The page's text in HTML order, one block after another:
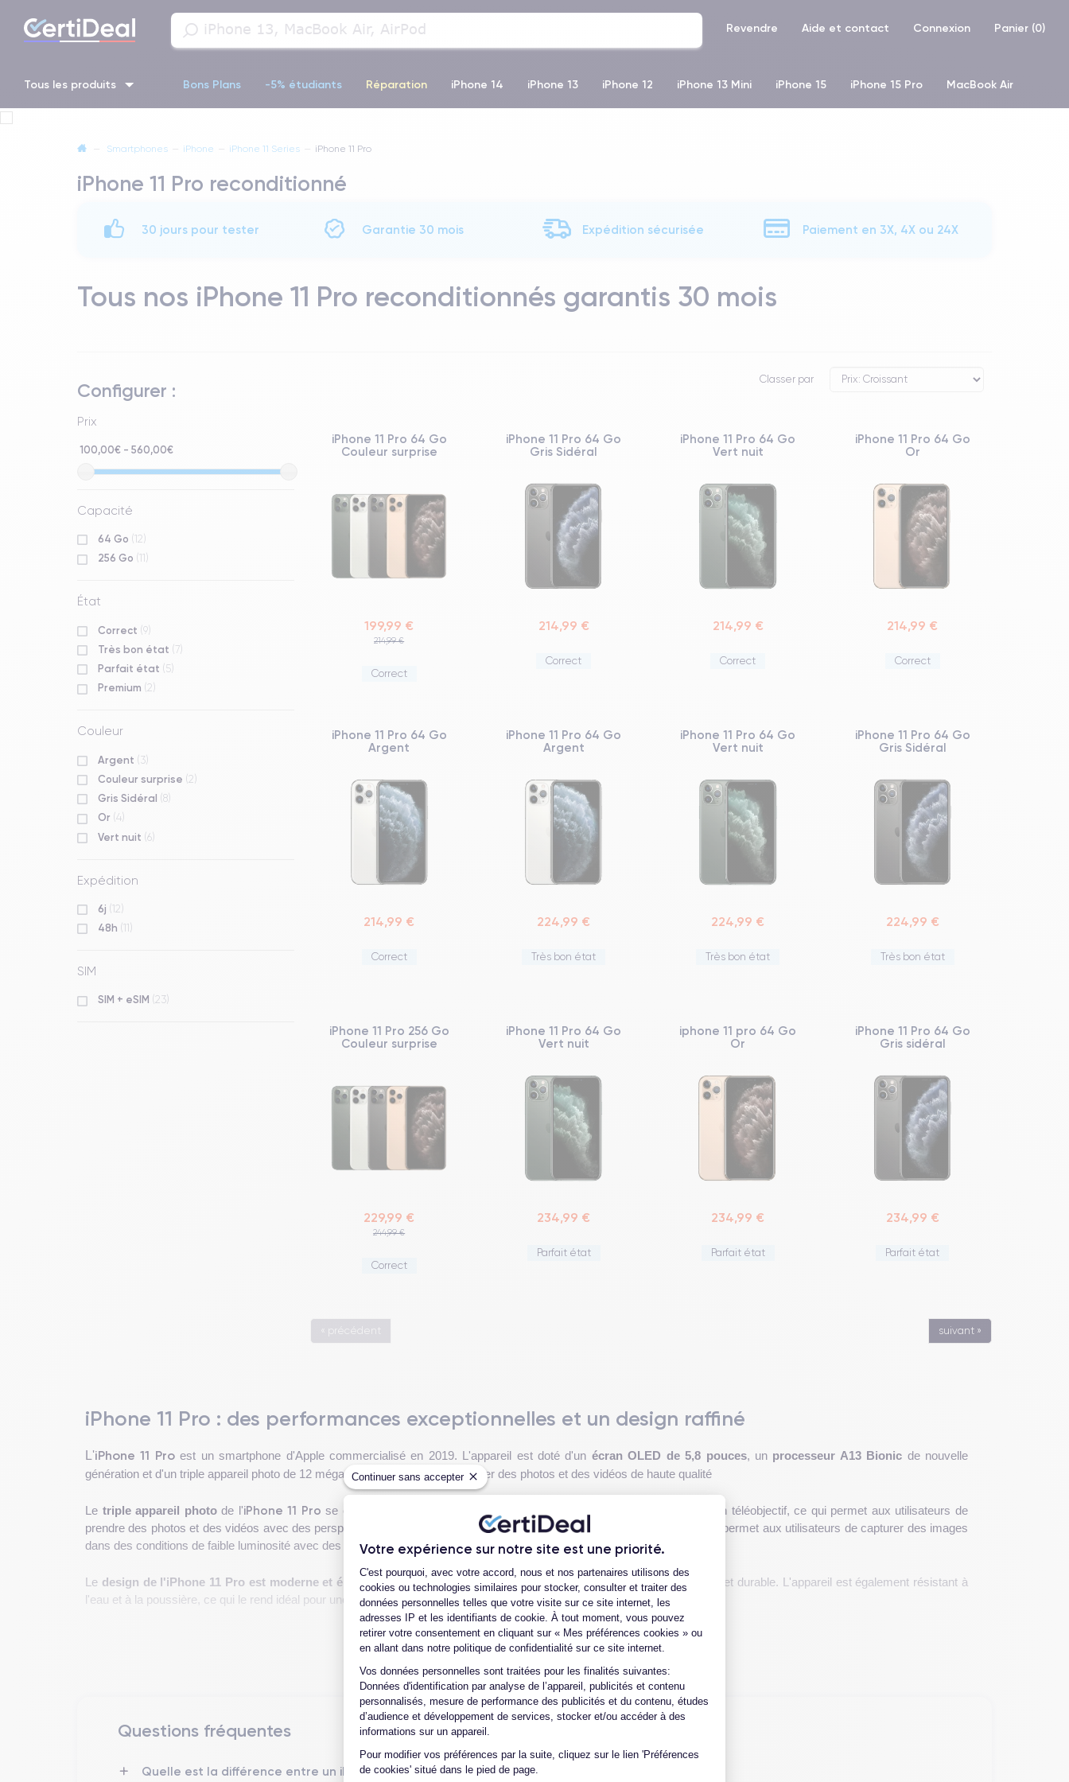
Continuer sans accepter
Votre expérience sur notre site est une priorité.
Plateforme de Gestion du Consentement : Personnalisez vos Options
C'est pourquoi, avec votre accord, nous et nos partenaires utilisons des
cookies ou technologies similaires pour stocker, consulter et traiter des
données personnelles telles que votre visite sur ce site internet, les
adresses IP et les identifiants de cookie. À tout moment, vous pouvez
retirer votre consentement en cliquant sur « Mes préférences cookies » ou
en allant dans notre politique de confidentialité sur ce site internet.
Vos données personnelles sont traitées pour les finalités suivantes:
Données d'identification par analyse de l’appareil, publicités et contenu
personnalisés, mesure de performance des publicités et du contenu, études
d’audience et développement de services, stocker et/ou accéder à des
informations sur un appareil.
Pour modifier vos préférences par la suite, cliquez sur le lien 'Préférences
de cookies' situé dans le pied de page.
Axeptio consent
Revendre Aide et contact Connexion Panier (0)
Tous les produits Bons Plans -5% étudiants Réparation iPhone 14 iPhone 13 iPhone 12 iPhone 13 Mini iPhone 15 iPhone 15 Pro MacBook Air
iPhone 11 Pro iPhone 14 pro
— Smartphones — iPhone — iPhone 11 Series — iPhone 11 Pro
iPhone 11 Pro reconditionné
30 jours pour tester Garantie 30 mois Expédition sécurisée Paiement en 3X, 4X ou 24X
Tous nos iPhone 11 Pro reconditionnés garantis 30 mois
Configurer :
Prix
100,00€ - 560,00€
Capacité
64 Go (12)
256 Go (11)
État
Correct (9)
Très bon état (7)
Parfait état (5)
Premium (2)
Couleur
Argent (3)
Couleur surprise (2)
Gris Sidéral (8)
Or (4)
Vert nuit (6)
Expédition
6j (12)
48h (11)
SIM
SIM + eSIM (23)
Classer par
iPhone 11 Pro 64 Go
Couleur surprise
199,99 €
214,99 €
Correct
iPhone 11 Pro 64 Go
Gris Sidéral
214,99 €
Correct
iPhone 11 Pro 64 Go
Vert nuit
214,99 €
Correct
iPhone 11 Pro 64 Go
Or
214,99 €
Correct
iPhone 11 Pro 64 Go
Argent
214,99 €
Correct
iPhone 11 Pro 64 Go
Argent
224,99 €
Très bon état
iPhone 11 Pro 64 Go
Vert nuit
224,99 €
Très bon état
iPhone 11 Pro 64 Go
Gris Sidéral
224,99 €
Très bon état
iPhone 11 Pro 256 Go
Couleur surprise
229,99 €
244,99 €
Correct
iPhone 11 Pro 64 Go
Vert nuit
234,99 €
Parfait état
iphone 11 pro 64 Go
Or
234,99 €
Parfait état
iPhone 11 Pro 64 Go
Gris sidéral
234,99 €
Parfait état
« précédent suivant »
iPhone 11 Pro : des performances exceptionnelles et un design raffiné
L'iPhone 11 Proest un smartphone d'Apple commercialisé en 2019. L'appareil est doté d'un écran OLED de 5,8 pouces, un processeur A13 Bionic de nouvelle
génération et d'un triple appareil photo de 12 mégapixels qui permet de capturer des photos et des vidéos de haute qualité
Le triple appareil photode l'iPhone 11 Pro se compose d'un objectif grand angle, d'un objectif ultra grand angle et d'un téléobjectif, ce qui permet aux utilisateurs de
prendre des photos et des vidéos avec des perspectives et des effets différents. En outre, le mode nuit de l'iPhone 11 Pro permet aux utilisateurs de capturer des images
dans des conditions de faible luminosité avec des résultats impressionnants.
Le design de l'iPhone 11 Pro est moderne et élégant, avec un boîtier en verre et en acier inoxydable qui le rend solide et durable. L'appareil est également résistant à
l'eau et à la poussière, ce qui le rend idéal pour une utilisation dans n'importe quel environnement.
iPhone 11 Prosont Face ID pour déverrouiller le téléphone en toute sécurité, la charge rapide et une
qui offre jusqu'à 18 heures d'utilisation continue. En outre, l'iPhone 11 Pro est disponible en différentes couleurs et capacités de stockage pour répondre aux besoins
Pour découvrir plus en détail les caractéristiques de ce smartphone, vous pouvez consulter lafiche technique de l'iPhone 11 Pro.
Différence entre l'iPhone 11 Pro et l'iPhone 11
Voir plus
Questions fréquentes
Quelle est la différence entre un iPhone 11 Pro d'occasion et un iPhone 11 Pro reconditionné ?